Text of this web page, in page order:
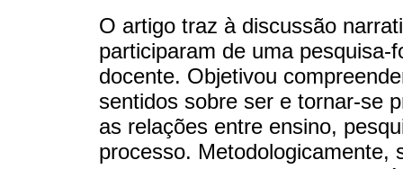
O artigo traz à discussão
participaram de uma
docente. Objetivou
sentidos sobre ser e tornar-se
as relações entre ensino,
processo. Metodologicamente,